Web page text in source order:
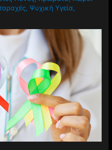
, Ψυχική Υγεία,